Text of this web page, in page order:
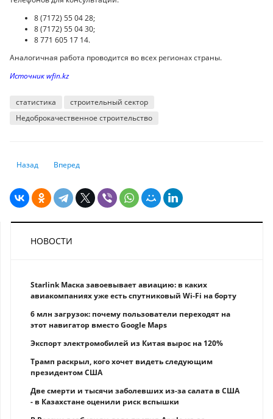
8 (7172) 55 04 28;
8 (7172) 55 04 30;
8 771 605 17 14.
Аналогичная работа проводится во всех регионах страны.
Источник wfin.kz
статистика
строительный сектор
Недоброкачественное строительство
Предыдущий: В рейтинге уязвимости государств Казахстан занял
Назад Следующий: Строительные компании не справляются с
Вперед
НОВОСТИ
Starlink Маска завоевывает авиацию: в каких
авиакомпаниях уже есть спутниковый Wi-Fi на борту
6 млн загрузок: почему пользователи переходят на
этот навигатор вместо Google Maps
Экспорт электромобилей из Китая вырос на 120%
Трамп раскрыл, кого хочет видеть следующим
президентом США
Две смерти и тысячи заболевших из-за салата в США
- в Казахстане оценили риск вспышки